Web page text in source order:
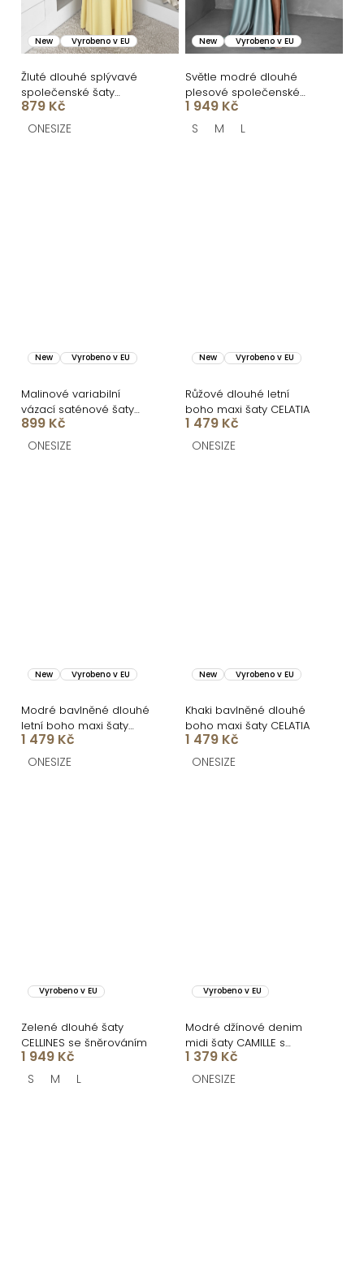
New Vyrobeno v EU
Žluté dlouhé splývavé
společenské šaty
LERDISEL na ramínka
879 Kč
ONESIZE
New Vyrobeno v EU
Světle modré dlouhé
plesové společenské
šaty CELLINES
1 949 Kč
S M L
New Vyrobeno v EU
Malinové variabilní
vázací saténové šaty
899 Kč
ONESIZE
New Vyrobeno v EU
Růžové dlouhé letní
boho maxi šaty CELATIA
1 479 Kč
ONESIZE
New Vyrobeno v EU
Modré bavlněné dlouhé
letní boho maxi šaty
CELATIA
1 479 Kč
ONESIZE
New Vyrobeno v EU
Khaki bavlněné dlouhé
boho maxi šaty CELATIA
1 479 Kč
ONESIZE
Vyrobeno v EU
Zelené dlouhé šaty
CELLINES se šněrováním
1 949 Kč
S M L
Vyrobeno v EU
Modré džínové denim
midi šaty CAMILLE s
páskem
1 379 Kč
ONESIZE